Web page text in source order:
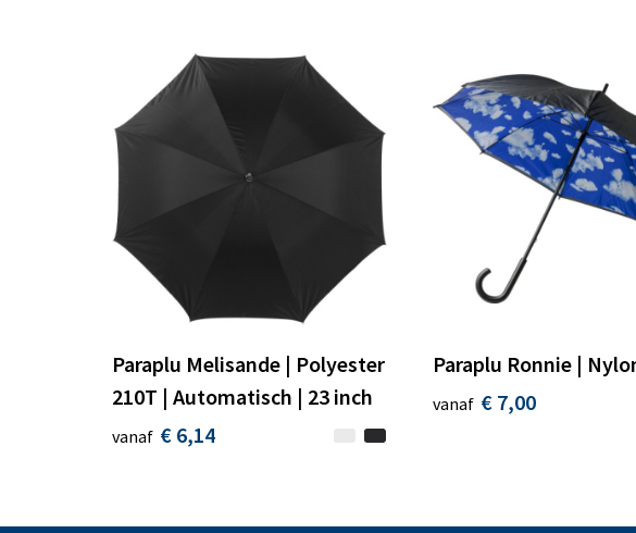
Paraplu Melisande | Polyester
210T | Automatisch | 23 inch
vanaf € 6,14
Paraplu Ronnie |
vanaf € 7,00